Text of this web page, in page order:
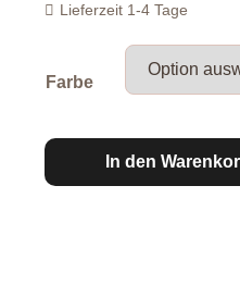
Lieferzeit 1-4 Tage
Farbe
In den